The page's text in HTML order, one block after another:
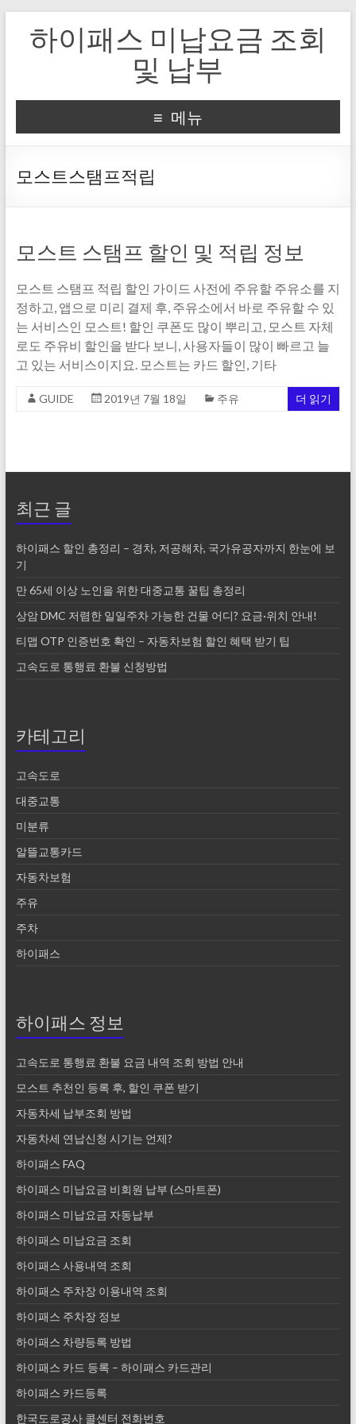
하이패스 미납요금 조회
및 납부
메뉴
모스트스탬프적립
모스트 스탬프 할인 및 적립 정보
모스트 스탬프 적립 할인 가이드 사전에 주유할 주유소를 지
정하고, 앱으로 미리 결제 후, 주유소에서 바로 주유할 수 있
는 서비스인 모스트! 할인 쿠폰도 많이 뿌리고, 모스트 자체
로도 주유비 할인을 받다 보니, 사용자들이 많이 빠르고 늘
고 있는 서비스이지요. 모스트는 카드 할인, 기타
GUIDE 2019년 7월 18일 주유 더 읽기
최근 글
하이패스 할인 총정리 – 경차, 저공해차, 국가유공자까지 한눈에 보
기
만 65세 이상 노인을 위한 대중교통 꿀팁 총정리
상암 DMC 저렴한 일일주차 가능한 건물 어디? 요금·위치 안내!
티맵 OTP 인증번호 확인 – 자동차보험 할인 혜택 받기 팁
고속도로 통행료 환불 신청방법
카테고리
고속도로
대중교통
미분류
알뜰교통카드
자동차보험
주유
주차
하이패스
하이패스 정보
고속도로 통행료 환불 요금 내역 조회 방법 안내
모스트 추천인 등록 후, 할인 쿠폰 받기
자동차세 납부조회 방법
자동차세 연납신청 시기는 언제?
하이패스 FAQ
하이패스 미납요금 비회원 납부 (스마트폰)
하이패스 미납요금 자동납부
하이패스 미납요금 조회
하이패스 사용내역 조회
하이패스 주차장 이용내역 조회
하이패스 주차장 정보
하이패스 차량등록 방법
하이패스 카드 등록 – 하이패스 카드관리
하이패스 카드등록
한국도로공사 콜센터 전화번호